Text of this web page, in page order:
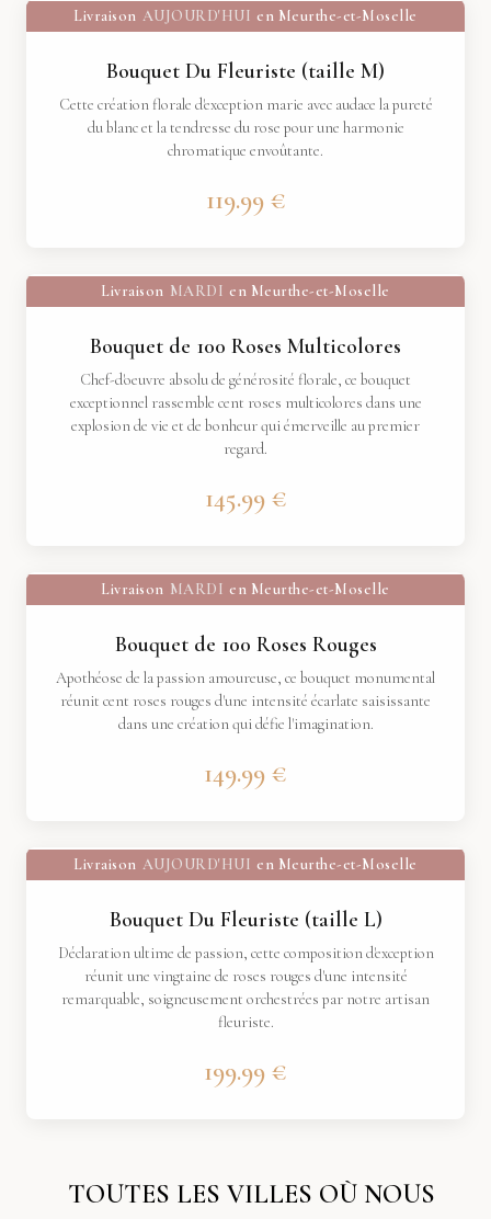
Livraison AUJOURD'HUI en Meurthe-et-Moselle
Bouquet Du Fleuriste (taille M)
Cette création florale d'exception marie avec audace la pureté
du blanc et la tendresse du rose pour une harmonie
chromatique envoûtante.
119.99 €
Livraison MARDI en Meurthe-et-Moselle
Bouquet de 100 Roses Multicolores
Chef-d'oeuvre absolu de générosité florale, ce bouquet
exceptionnel rassemble cent roses multicolores dans une
explosion de vie et de bonheur qui émerveille au premier
regard.
145.99 €
Livraison MARDI en Meurthe-et-Moselle
Bouquet de 100 Roses Rouges
Apothéose de la passion amoureuse, ce bouquet monumental
réunit cent roses rouges d'une intensité écarlate saisissante
dans une création qui défie l'imagination.
149.99 €
Livraison AUJOURD'HUI en Meurthe-et-Moselle
Bouquet Du Fleuriste (taille L)
Déclaration ultime de passion, cette composition d'exception
réunit une vingtaine de roses rouges d'une intensité
remarquable, soigneusement orchestrées par notre artisan
fleuriste.
199.99 €
TOUTES LES VILLES OÙ NOUS